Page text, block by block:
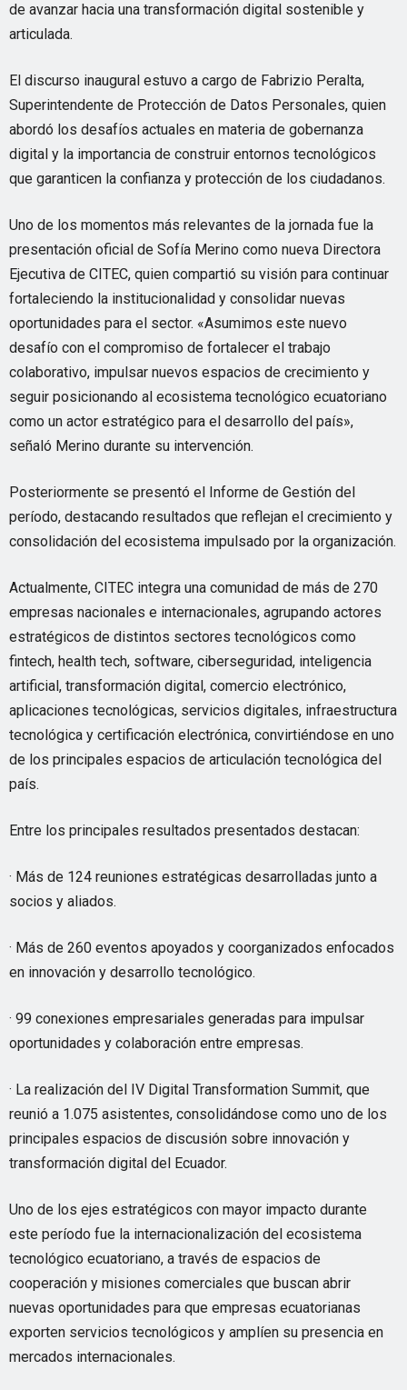
de avanzar hacia una transformación digital sostenible y
articulada.
El discurso inaugural estuvo a cargo de Fabrizio Peralta,
Superintendente de Protección de Datos Personales, quien
abordó los desafíos actuales en materia de gobernanza
digital y la importancia de construir entornos tecnológicos
que garanticen la confianza y protección de los ciudadanos.
Uno de los momentos más relevantes de la jornada fue la
presentación oficial de Sofía Merino como nueva Directora
Ejecutiva de CITEC, quien compartió su visión para continuar
fortaleciendo la institucionalidad y consolidar nuevas
oportunidades para el sector. «Asumimos este nuevo
desafío con el compromiso de fortalecer el trabajo
colaborativo, impulsar nuevos espacios de crecimiento y
seguir posicionando al ecosistema tecnológico ecuatoriano
como un actor estratégico para el desarrollo del país»,
señaló Merino durante su intervención.
Posteriormente se presentó el Informe de Gestión del
período, destacando resultados que reflejan el crecimiento y
consolidación del ecosistema impulsado por la organización.
Actualmente, CITEC integra una comunidad de más de 270
empresas nacionales e internacionales, agrupando actores
estratégicos de distintos sectores tecnológicos como
fintech, health tech, software, ciberseguridad, inteligencia
artificial, transformación digital, comercio electrónico,
aplicaciones tecnológicas, servicios digitales, infraestructura
tecnológica y certificación electrónica, convirtiéndose en uno
de los principales espacios de articulación tecnológica del
país.
Entre los principales resultados presentados destacan:
· Más de 124 reuniones estratégicas desarrolladas junto a
socios y aliados.
· Más de 260 eventos apoyados y coorganizados enfocados
en innovación y desarrollo tecnológico.
· 99 conexiones empresariales generadas para impulsar
oportunidades y colaboración entre empresas.
· La realización del IV Digital Transformation Summit, que
reunió a 1.075 asistentes, consolidándose como uno de los
principales espacios de discusión sobre innovación y
transformación digital del Ecuador.
Uno de los ejes estratégicos con mayor impacto durante
este período fue la internacionalización del ecosistema
tecnológico ecuatoriano, a través de espacios de
cooperación y misiones comerciales que buscan abrir
nuevas oportunidades para que empresas ecuatorianas
exporten servicios tecnológicos y amplíen su presencia en
mercados internacionales.